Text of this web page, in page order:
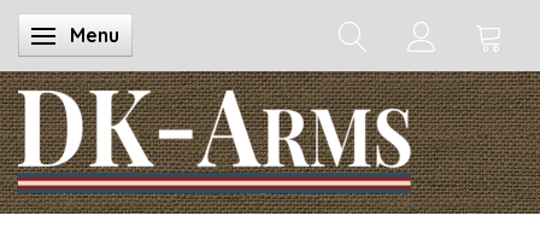
Skifte navigation
Menu